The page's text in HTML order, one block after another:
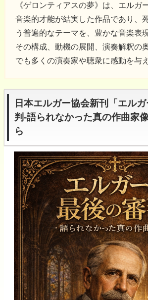
《ゲロンティアスの夢》は、エルガ
音楽的才能が結実した作品であり、
う普遍的なテーマを、豊かな音楽表
その構成、動機の展開、演奏解釈の
でも多くの演奏家や聴衆に感動を与
日本エルガー協会新刊「エル
判-語られなかった真の作曲家
ら